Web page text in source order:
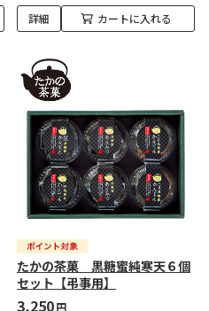
詳細 カートに入れる
たかの茶菓 黒糖蜜純寒天６個
セット【弔事用】
3,250円